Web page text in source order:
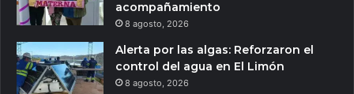
acompañamiento
8 agosto, 2026
Alerta por las algas: Reforzaron el
control del agua en El Limón
8 agosto, 2026